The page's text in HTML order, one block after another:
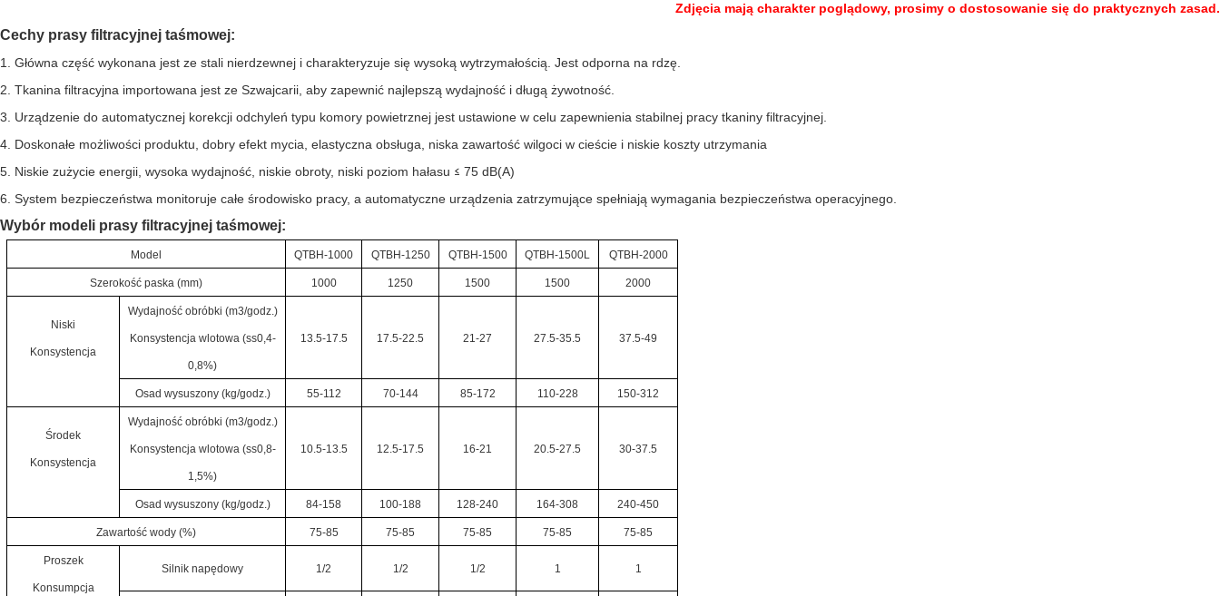
Zdjęcia mają charakter poglądowy, prosimy o dostosowanie się do praktycznych zasad.
Cechy prasy filtracyjnej taśmowej:
1. Główna część wykonana jest ze stali nierdzewnej i charakteryzuje się wysoką wytrzymałością. Jest odporna na rdzę.
2. Tkanina filtracyjna importowana jest ze Szwajcarii, aby zapewnić najlepszą wydajność i długą żywotność.
3. Urządzenie do automatycznej korekcji odchyleń typu komory powietrznej jest ustawione w celu zapewnienia stabilnej pracy tkaniny filtracyjnej.
4. Doskonałe możliwości produktu, dobry efekt mycia, elastyczna obsługa, niska zawartość wilgoci w cieście i niskie koszty utrzymania
5. Niskie zużycie energii, wysoka wydajność, niskie obroty, niski poziom hałasu ≤ 75 dB(A)
6. System bezpieczeństwa monitoruje całe środowisko pracy, a automatyczne urządzenia zatrzymujące spełniają wymagania bezpieczeństwa operacyjnego.
Wybór modeli prasy filtracyjnej taśmowej:
Model QTBH-1000 QTBH-1250 QTBH-1500 QTBH-1500L QTBH-2000
Szerokość paska (mm) 1000 1250 1500 1500 2000
Niski
Konsystencja
Wydajność obróbki (m3/godz.)
Konsystencja wlotowa (ss0,4-
0,8%)
13.5-17.5 17.5-22.5 21-27 27.5-35.5 37.5-49
Osad wysuszony (kg/godz.) 55-112 70-144 85-172 110-228 150-312
Środek
Konsystencja
Wydajność obróbki (m3/godz.)
Konsystencja wlotowa (ss0,8-
1,5%)
10.5-13.5 12.5-17.5 16-21 20.5-27.5 30-37.5
Osad wysuszony (kg/godz.) 84-158 100-188 128-240 164-308 240-450
Zawartość wody (%) 75-85 75-85 75-85 75-85 75-85
Proszek
Konsumpcja
Silnik napędowy 1/2 1/2 1/2 1 1